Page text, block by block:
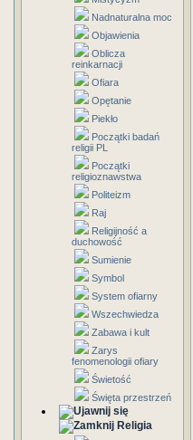
Nadnaturalna moc
Objawienia
Oblicza
reinkarnacji
Ofiara
Opętanie
Piekło
Początki badań
religii PL
Początki
religioznawstwa
Politeizm
Raj
Religijność a
duchowość
Sumienie
Symbol
System ofiarny
Wszechwiedza
Zabawa i kult
Zarys
fenomenologii ofiary
Świetość
Święta przestrzeń
Religia